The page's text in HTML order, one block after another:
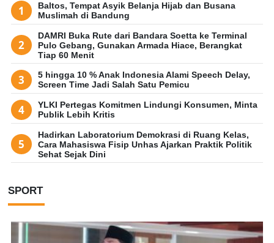
Baltos, Tempat Asyik Belanja Hijab dan Busana
Muslimah di Bandung
DAMRI Buka Rute dari Bandara Soetta ke Terminal
Pulo Gebang, Gunakan Armada Hiace, Berangkat
Tiap 60 Menit
5 hingga 10 % Anak Indonesia Alami Speech Delay,
Screen Time Jadi Salah Satu Pemicu
YLKI Pertegas Komitmen Lindungi Konsumen, Minta
Publik Lebih Kritis
Hadirkan Laboratorium Demokrasi di Ruang Kelas,
Cara Mahasiswa Fisip Unhas Ajarkan Praktik Politik
Sehat Sejak Dini
SPORT